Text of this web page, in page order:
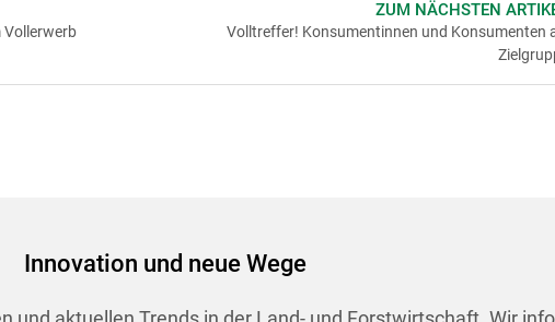
Vollerwerb
ZUM NÄCHSTEN
Volltreffer! Konsumentinnen und Konsumenten
Innovation und neue Wege